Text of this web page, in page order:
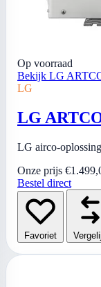
Op voorraad
Bekijk LG
LG
LG
LG airco-
Onze prijs
Bestel direct
Favoriet